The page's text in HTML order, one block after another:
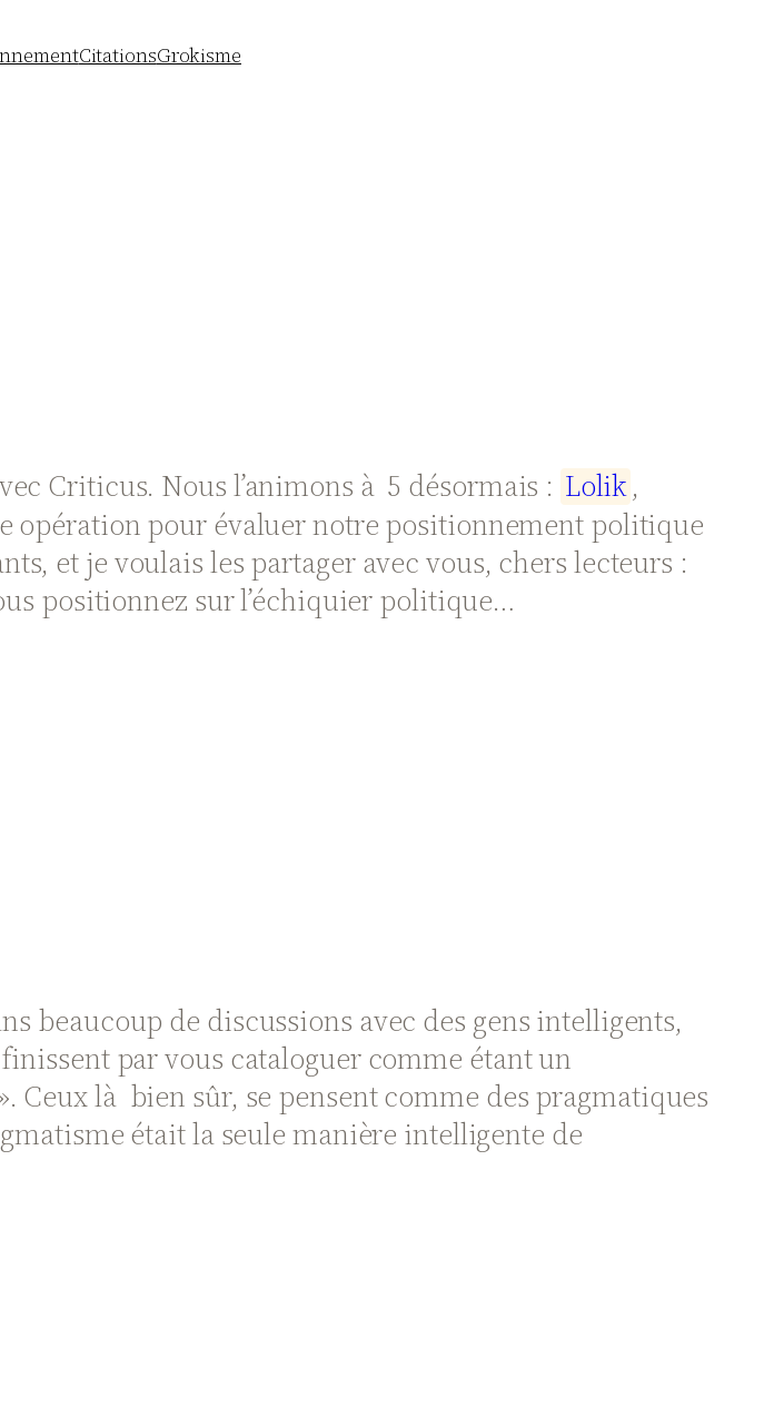
CitationsGrokisme
Criticus. Nous l’animons à 5 désormais : Lolik ,
opération pour évaluer notre positionnement politique
et je voulais les partager avec vous, chers lecteurs :
positionnez sur l’échiquier politique…
beaucoup de discussions avec des gens intelligents,
par vous cataloguer comme étant un
Ceux là bien sûr, se pensent comme des pragmatiques
était la seule manière intelligente de